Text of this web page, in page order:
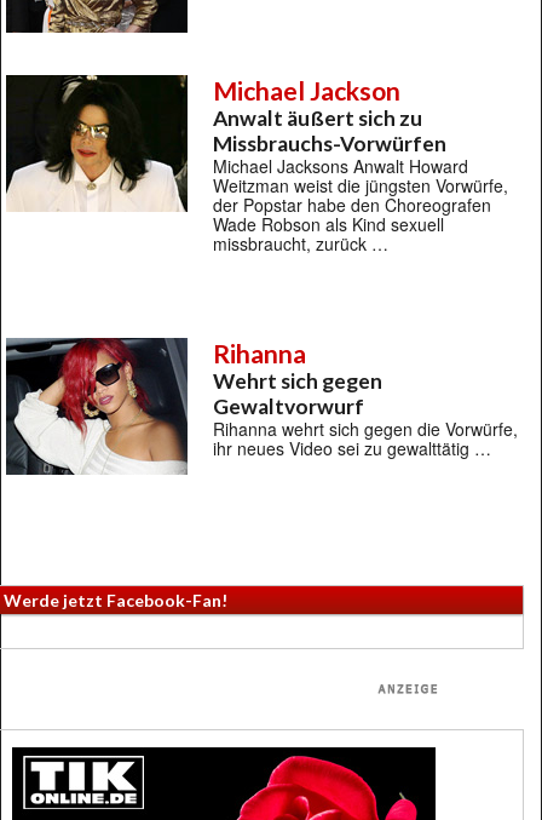
Michael Jackson
Anwalt äußert sich zu
Missbrauchs-Vorwürfen
Michael Jacksons Anwalt Howard
Weitzman weist die jüngsten Vorwürfe,
der Popstar habe den Choreografen
Wade Robson als Kind sexuell
missbraucht, zurück …
Rihanna
Wehrt sich gegen
Gewaltvorwurf
Rihanna wehrt sich gegen die Vorwürfe,
ihr neues Video sei zu gewalttätig …
Werde jetzt Facebook-Fan!